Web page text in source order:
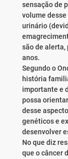
sensação de
volume
urinário
são de alerta,
anos.
Segundo o
história
importante e
possa
desse
genéticos e
desenvolver
No que diz
que o câncer